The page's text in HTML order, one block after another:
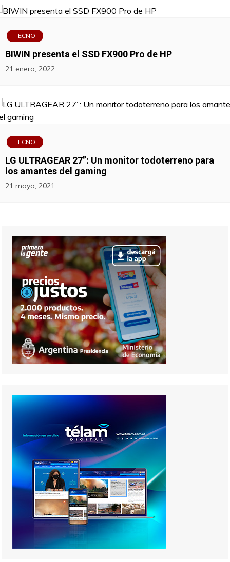
TECNO
BIWIN presenta el SSD FX900 Pro de HP
21 enero, 2022
TECNO
LG ULTRAGEAR 27’’: Un monitor todoterreno para
los amantes del gaming
21 mayo, 2021